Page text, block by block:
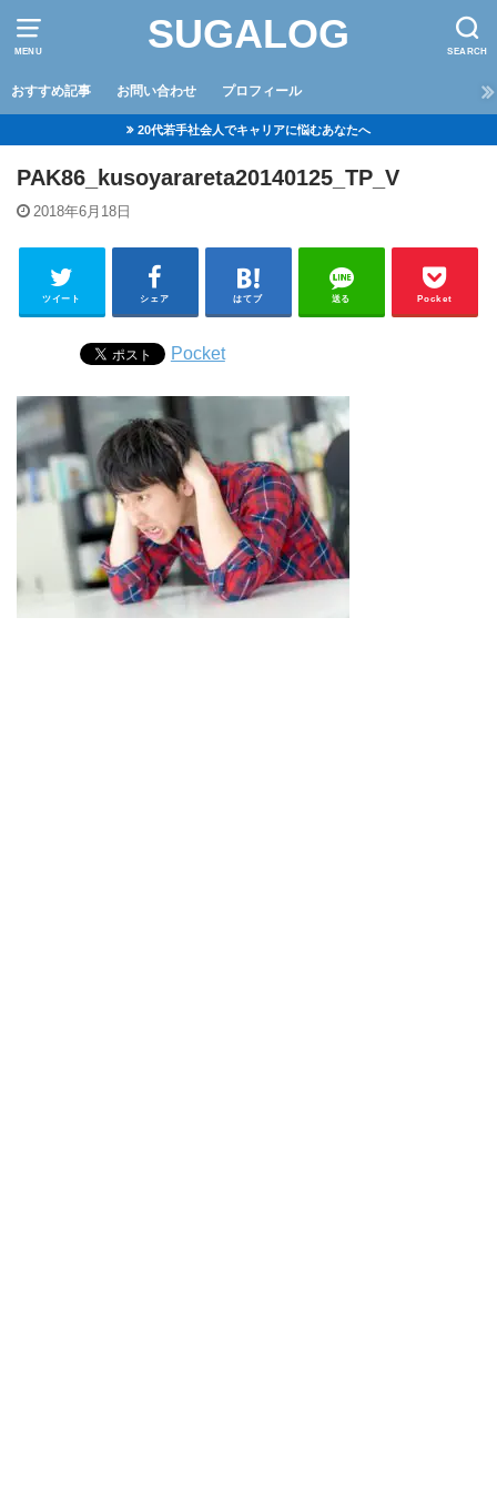
MENU SEARCH
SUGALOG
おすすめ記事 お問い合わせ プロフィール
20代若手社会人でキャリアに悩むあなたへ
PAK86_kusoyarareta20140125_TP_V
2018年6月18日
ツイート シェア はてブ 送る Pocket
Pocket